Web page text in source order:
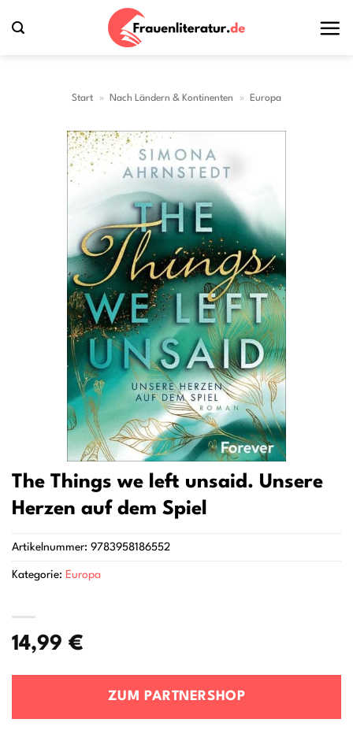
Inhalt
Start » Nach Ländern & Kontinenten » Europa
The Things we left unsaid. Unsere
Herzen auf dem Spiel
14,99 €
ZUM PARTNERSHOP
Artikelnummer: 9783958186552
Kategorie: Europa